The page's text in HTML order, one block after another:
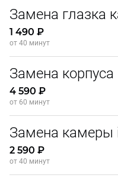
Замена глазка
1 490 ₽
от 40 минут
Замена корпуса
4 590 ₽
от 60 минут
Замена камеры
2 590 ₽
от 40 минут